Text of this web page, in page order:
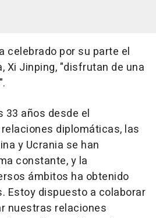
celebrado por su parte el
Xi Jinping, "disfrutan de una
33 años desde el
diplomáticas, las
y Ucrania se han
constante, y la
ámbitos ha obtenido
Estoy dispuesto a colaborar
nuestras relaciones